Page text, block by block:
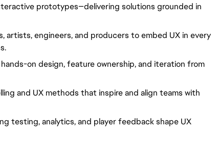
prototypes—delivering solutions grounded in
artists, engineers, and producers to embed UX in every
on design, feature ownership, and iteration from
and UX methods that inspire and align teams with
testing, analytics, and player feedback shape UX